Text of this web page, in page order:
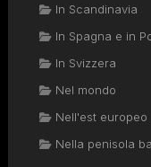
In Scandinavia
In Spagna e in
In Svizzera
Nel mondo
Nell'est europeo
Nella penisola